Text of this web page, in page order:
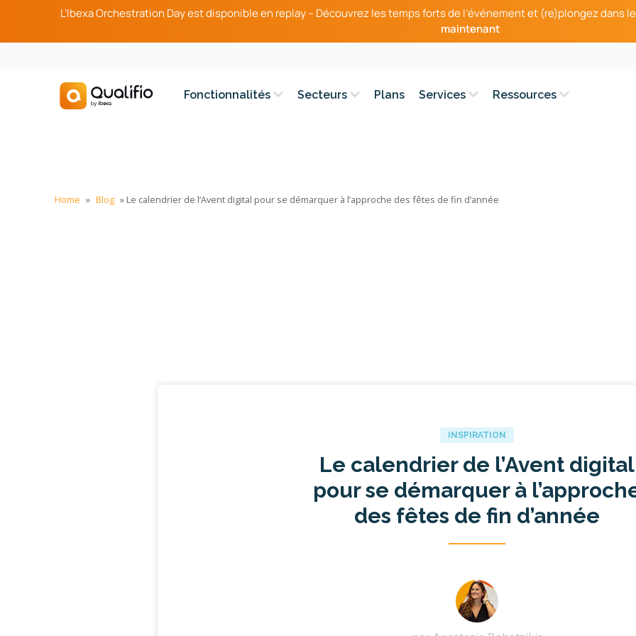
L’Ibexa Orchestration Day est disponible en replay – Découvrez les temps forts de l’événement et (re)plongez
maintenant
Fonctionnalités Secteurs Plans Services Ressources
Home » Blog » Le calendrier de l’Avent digital pour se démarquer à l’approche des fêtes de fin d’année
INSPIRATION
Le calendrier de l’Avent digital
pour se démarquer à
des fêtes de fin d’année